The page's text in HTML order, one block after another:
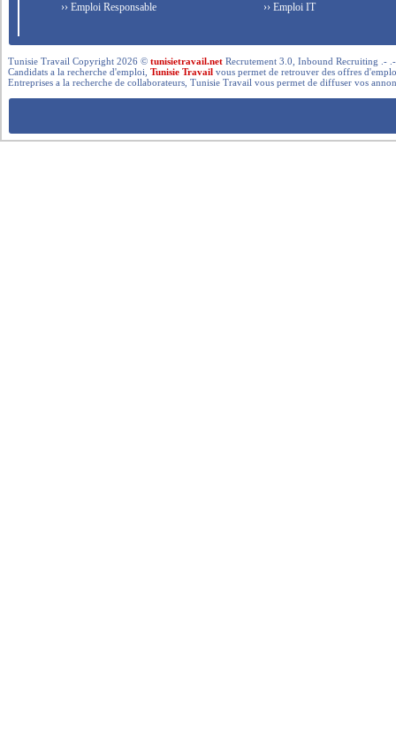
›› Emploi Responsable
›› Emploi IT
Tunisie Travail Copyright 2026 ©tunisietravail.net Recrutement 3.0, Inbound Recruiting .-
Candidats a la recherche d'emploi,Tunisie Travail vous permet de retrouver des offres
Entreprises a la recherche de collaborateurs, Tunisie Travail vous permet de diffuser vos